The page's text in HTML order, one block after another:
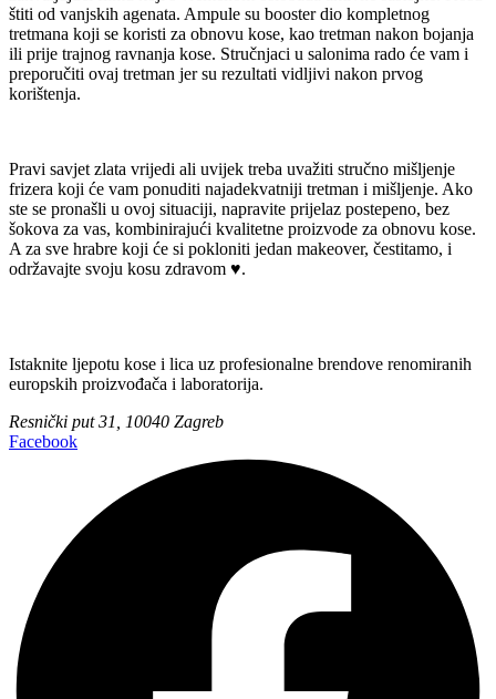
štiti od vanjskih agenata. Ampule su booster dio kompletnog
tretmana koji se koristi za obnovu kose, kao tretman nakon bojanja
ili prije trajnog ravnanja kose. Stručnjaci u salonima rado će vam i
preporučiti ovaj tretman jer su rezultati vidljivi nakon prvog
korištenja.
Pravi savjet zlata vrijedi ali uvijek treba uvažiti stručno mišljenje
frizera koji će vam ponuditi najadekvatniji tretman i mišljenje. Ako
ste se pronašli u ovoj situaciji, napravite prijelaz postepeno, bez
šokova za vas, kombinirajući kvalitetne proizvode za obnovu kose.
A za sve hrabre koji će si pokloniti jedan makeover, čestitamo, i
održavajte svoju kosu zdravom ♥.
Istaknite ljepotu kose i lica uz profesionalne brendove renomiranih
europskih proizvođača i laboratorija.
Resnički put 31, 10040 Zagreb
Facebook